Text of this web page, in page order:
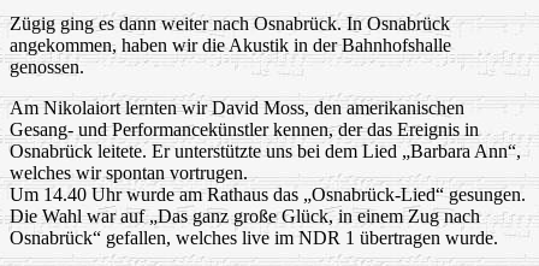
Zügig ging es dann weiter nach Osnabrück. In Osnabrück
angekommen, haben wir die Akustik in der Bahnhofshalle
genossen.
Am Nikolaiort lernten wir David Moss, den amerikanischen
Gesang- und Performancekünstler kennen, der das Ereignis in
Osnabrück leitete. Er unterstützte uns bei dem Lied „Barbara Ann“,
welches wir spontan vortrugen.
Um 14.40 Uhr wurde am Rathaus das „Osnabrück-Lied“ gesungen.
Die Wahl war auf „Das ganz große Glück, in einem Zug nach
Osnabrück“ gefallen, welches live im NDR 1 übertragen wurde.